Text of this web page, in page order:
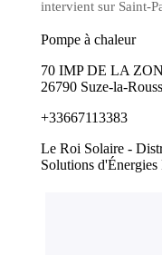
intervient sur Saint-
Pompe à chaleur
70 IMP DE LA
26790 Suze-la-
+33667113383
Le Roi Solaire -
Solutions d'Énergies